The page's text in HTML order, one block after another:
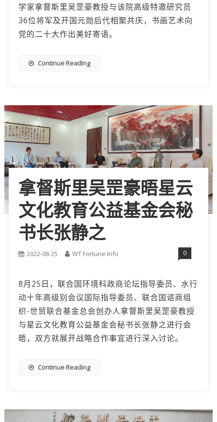
学家拿督斯里吴罡豪教授与该院高级特邀研究员
36位将军及开国元勋后代相聚共庆，书画艺术向
党的二十大作出美好寄语。
Continue Reading
拿督斯里吴罡豪晤星云
文化教育公益基金会秘
书长张静之
2022-08-25 WT Fortune Info 0
8月25日，联合国环境科政商论坛指导委员、水行
动十年高级别会议国际指导委员、联合国谘商组
织-世贸联合基金总会创办人拿督斯里吴罡豪教授
与星云文化教育公益基金会秘书长张静之进行会
晤，双方就展开战略合作事宜进行深入讨论。
Continue Reading